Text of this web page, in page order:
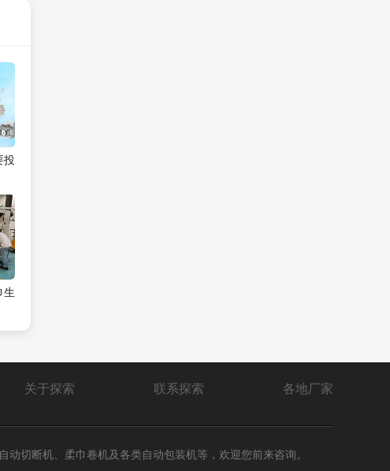
投
生
关于探索 联系探索 各地厂家
切断机、柔巾卷机及各类自动包装机等，欢迎您前来咨询。